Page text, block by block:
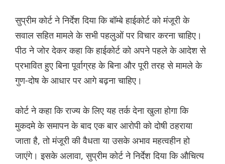
सुप्रीम कोर्ट ने निर्देश दिया कि बॉम्बे हाईकोर्ट को मंजूरी के
सवाल सहित मामले के सभी पहलुओं पर विचार करना चाहिए।
पीठ ने जोर देकर कहा कि हाईकोर्ट को अपने पहले के आदेश से
प्रभावित हुए बिना पूर्वाग्रह के बिना और पूरी तरह से मामले के
गुण-दोष के आधार पर आगे बढ़ना चाहिए।
कोर्ट ने कहा कि राज्य के लिए यह तर्क देना खुला होगा कि
मुकदमे के समापन के बाद एक बार आरोपी को दोषी ठहराया
जाता है, तो मंजूरी की वैधता या उसके अभाव महत्वहीन हो
जाएंगे। इसके अलावा, सुप्रीम कोर्ट ने निर्देश दिया कि औचित्य